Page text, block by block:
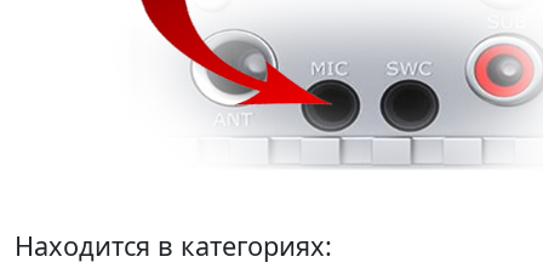
Находится в категориях: